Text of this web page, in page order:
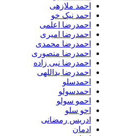
احمد ملازهی
احمد نیک خو
احمدرضا اعلمی
احمدرضا امیری
احمدرضا محمدی
احمدرضا منصوری
احمدرضا نبی زاده
احمدرضا یداللهی
احمدسلو
احمدسولو
احمو سولو
احو سلو
ادریس رمضانی
ادمان